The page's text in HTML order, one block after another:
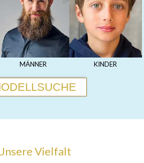
MÄNNER KINDER
Vielfalt